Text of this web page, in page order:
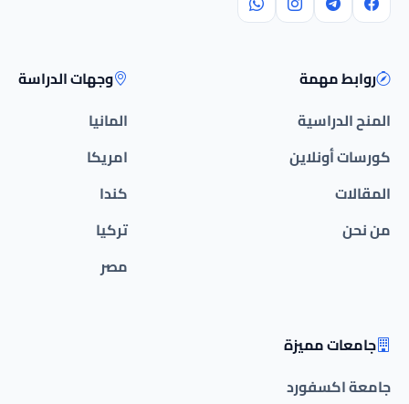
روابط مهمة
المنح الدراسية
كورسات أونلاين
المقالات
من نحن
وجهات الدراسة
المانيا
امريكا
كندا
تركيا
مصر
جامعات مميزة
جامعة اكسفورد